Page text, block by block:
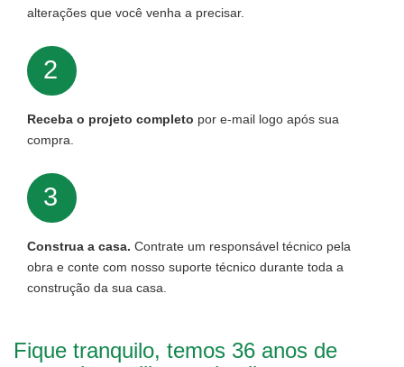
alterações que você venha a precisar.
2
Receba o projeto completo por e-mail logo após sua
compra.
3
Construa a casa. Contrate um responsável técnico pela
obra e conte com nosso suporte técnico durante toda a
construção da sua casa.
Fique tranquilo, temos 36 anos de